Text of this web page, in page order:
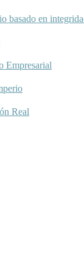
basado en
Empresarial
Real